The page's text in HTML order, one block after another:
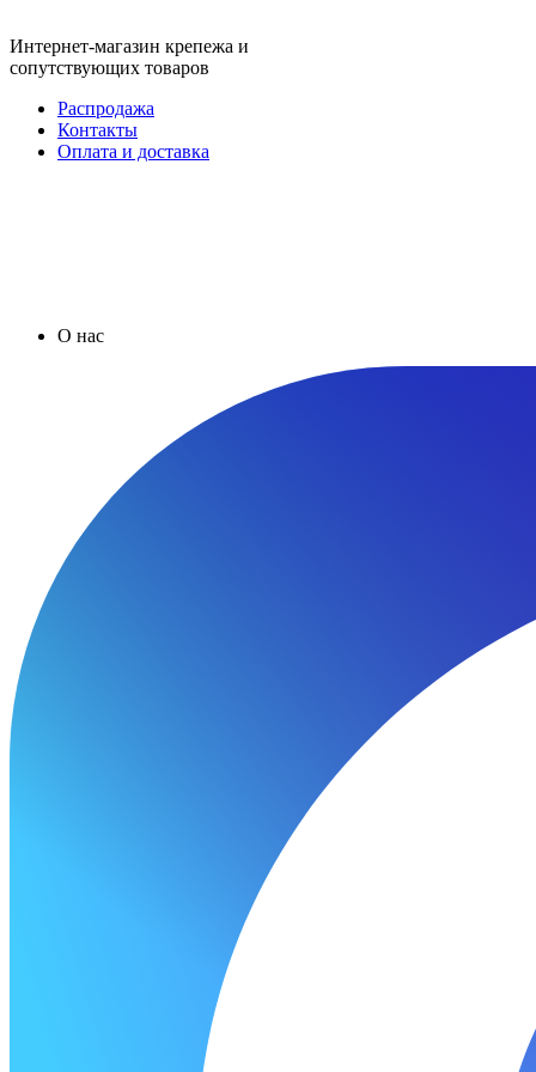
Интернет-магазин крепежа и
сопутствующих товаров
Распродажа
Контакты
Оплата и доставка
О нас